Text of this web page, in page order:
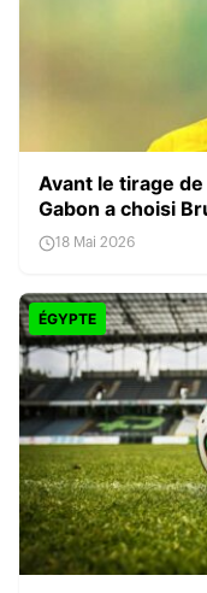
Avant le tirage
Gabon a choisi
18 Mai 2026
ÉGYPTE